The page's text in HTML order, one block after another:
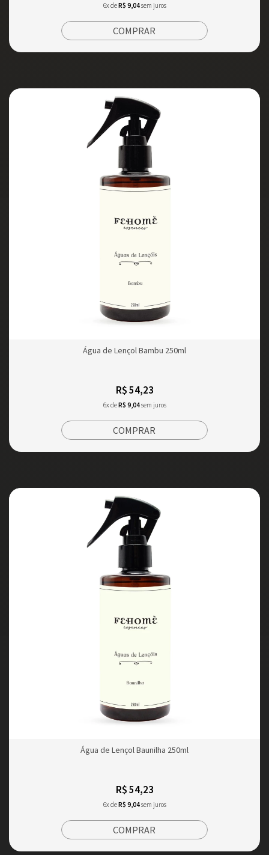
6x deR$ 9,04sem juros
COMPRAR
Água de Lençol Bambu 250ml
R$ 54,23
6x deR$ 9,04sem juros
COMPRAR
Água de Lençol Baunilha 250ml
R$ 54,23
6x deR$ 9,04sem juros
COMPRAR